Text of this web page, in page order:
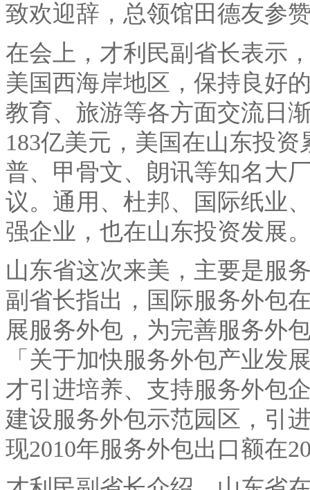
致欢迎辞，总领馆田德友参
在会上，才利民副省长表示
美国西海岸地区，保持良好
教育、旅游等各方面交流日
183亿美元，美国在山东投资
普、甲骨文、朗讯等知名大
议。通用、杜邦、国际纸业
强企业，也在山东投资发展
山东省这次来美，主要是服
副省长指出，国际服务外包
展服务外包，为完善服务外
「关于加快服务外包产业发
才引进培养、支持服务外包
建设服务外包示范园区，引
现2010年服务外包出口额在